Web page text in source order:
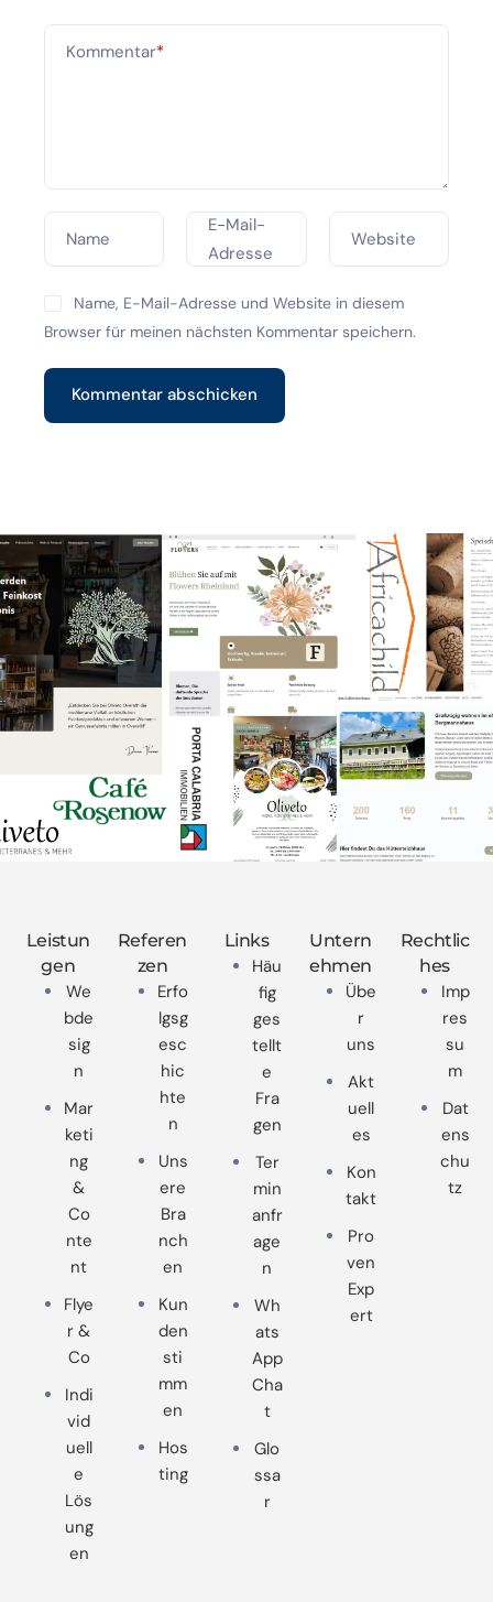
Kommentar*
Name
E-Mail-
Adresse
Website
Name, E-Mail-Adresse und Website in diesem
Browser für meinen nächsten Kommentar speichern.
Leistun
gen
We
bde
sig
n
Mar
keti
ng
&
Co
nte
nt
Flye
r &
Co
Indi
vid
uell
e
Lös
ung
en
Referen
zen
Erfo
lgsg
esc
hic
hte
n
Uns
ere
Bra
nch
en
Kun
den
sti
mm
en
Hos
ting
Links
Häu
fig
ges
tellt
e
Fra
gen
Ter
min
anfr
age
n
Wh
ats
App
Cha
t
Glo
ssa
r
Untern
ehmen
Übe
r
uns
Akt
uell
es
Kon
takt
Pro
ven
Exp
ert
Rechtlic
hes
Imp
res
su
m
Dat
ens
chu
tz